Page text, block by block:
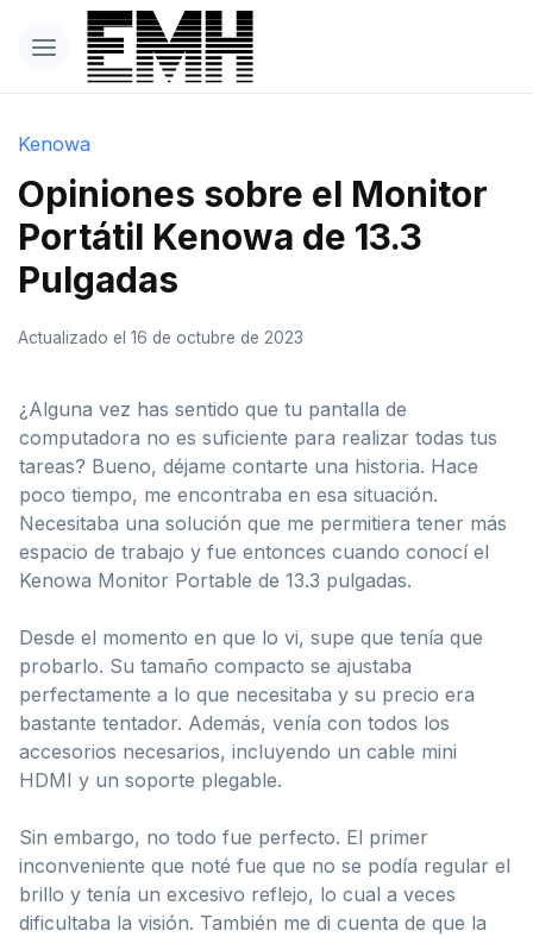
Kenowa
Opiniones sobre el Monitor
Portátil Kenowa de 13.3
Pulgadas
Actualizado el 16 de octubre de 2023
¿Alguna vez has sentido que tu pantalla de
computadora no es suficiente para realizar todas tus
tareas? Bueno, déjame contarte una historia. Hace
poco tiempo, me encontraba en esa situación.
Necesitaba una solución que me permitiera tener más
espacio de trabajo y fue entonces cuando conocí el
Kenowa Monitor Portable de 13.3 pulgadas.
Desde el momento en que lo vi, supe que tenía que
probarlo. Su tamaño compacto se ajustaba
perfectamente a lo que necesitaba y su precio era
bastante tentador. Además, venía con todos los
accesorios necesarios, incluyendo un cable mini
HDMI y un soporte plegable.
Sin embargo, no todo fue perfecto. El primer
inconveniente que noté fue que no se podía regular el
brillo y tenía un excesivo reflejo, lo cual a veces
dificultaba la visión. También me di cuenta de que la